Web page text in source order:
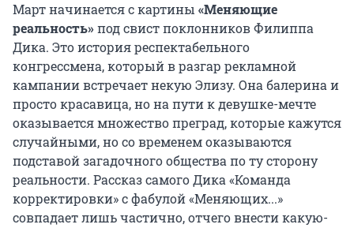
Март начинается с картины «Меняющие
реальность»под свист поклонников Филиппа
Дика. Это история респектабельного
конгрессмена, который в разгар рекламной
кампании встречает некую Элизу. Она балерина и
просто красавица, но на пути к девушке-мечте
оказывается множество преград, которые кажутся
случайными, но со временем оказываются
подставой загадочного общества по ту сторону
реальности. Рассказ самого Дика «Команда
корректировки» с фабулой «Меняющих...»
совпадает лишь частично, отчего внести какую-